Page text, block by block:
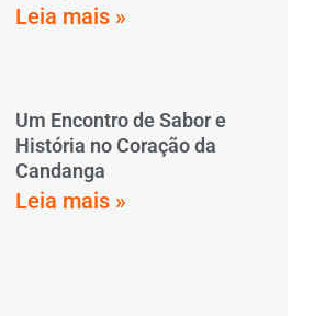
Leia mais »
Um Encontro de Sabor e
História no Coração da
Candanga
Leia mais »